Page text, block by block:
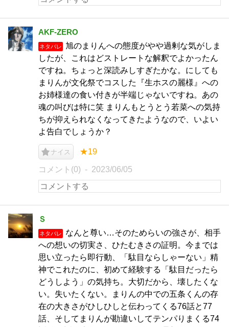
AKF-ZERO
ネタバレ
旭のまりんへの態度がやや過剰な気がしま
したが、これはどストレートな解釈でよかったん
ですね。ちょっと深読みしすぎたかな。にしても
まりんが文化祭でコスした『生ホスの麗様』への
お姉様達の食い付きが半端じゃないですね。あの
魂の叫びは特に笑 まりんもとうとう若菜への気持
ちが抑えられなくなってきたようなので、いよい
よ告白でしょうか？
ナイス ★19
コメント(0) 2023/06/05
Ｓ
ネタバレ
なんと尊い…そのためらいの強さが、相手
への想いの切実さ、ひたむきさの証明。今までは
思い立ったら即行動、「駄目ならしゃーない」精
神でこれたのに、初めて経験する「駄目だったら
どうしよう」の気持ち。大切だから、壊したくな
い。失いたくない。まりんの中での五条くんの存
在の大きさがひしひしと伝わってくる76話と77
話、そしてまりんが勘違いしてテンパりまくる74